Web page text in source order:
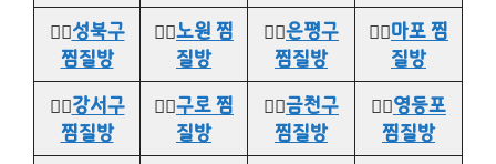
👉🏻성북구
찜질방
👉🏻노원 찜
질방
👉🏻은평구
찜질방
👉🏻마포 찜
질방
👉🏻강서구
찜질방
👉🏻구로 찜
질방
👉🏻금천구
찜질방
👉🏻영등포
찜질방